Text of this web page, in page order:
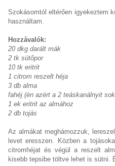
Szokásomtól eltérően igyekeztem
használtam.
Hozzávalók:
20 dkg darált mák
2 tk sütőpor
10 tk eritrit
1 citrom reszelt héja
3 db alma
fahéj (én azért a 2 teáskanálnyit
1 ek eritrit az almához
2 db tojás
Az almákat meghámozzuk,
levet eresszen. Közben a
citromhéjat és végül a reszelt
kisebb tepsibe töltve lehet is sütni.